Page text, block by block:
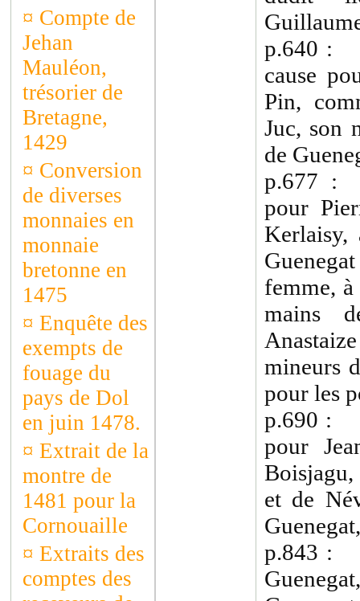
¤ Compte de
Jehan
Mauléon,
trésorier de
Bretagne,
1429
¤ Conversion
de diverses
monnaies en
monnaie
bretonne en
1475
¤ Enquête des
exempts de
fouage du
pays de Dol
en juin 1478.
¤ Extrait de la
montre de
1481 pour la
Cornouaille
¤ Extraits des
comptes des
p.640 :
cause
Pin,
Juc, son
de
p.677 :
pour
Kerlaisy,
femme,
mains
mineurs
pour les
p.690 :
pour
et de
p.843 :